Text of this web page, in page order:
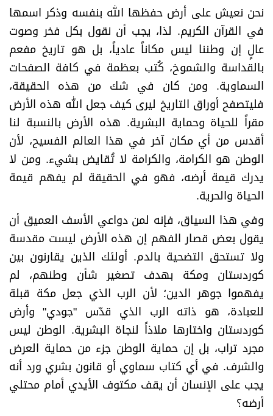
​نحن نعيش على أرض حفظها الله بنفسه وذكر اسمها
في القرآن الكريم. لذا، يجب أن نقول بكل فخر وصوت
عالٍ إن وطننا ليس مكاناً عادياً، بل هو تاريخ مفعم
بالقداسة والشموخ، كُتب بعظمة في كافة الصفحات
السماوية. ومن كان في شك من هذه الحقيقة،
فليتصفح أوراق التاريخ ليرى كيف جعل الله هذه الأرض
مقراً للحياة وحماية البشرية. هذه الأرض بالنسبة لنا
أقدس من أي مكان آخر في هذا العالم الفسيح، لأن
الوطن هو الكرامة، والكرامة لا تُقايض بشيء. ومن لا
يدرك قيمة أرضه، فهو في الحقيقة لم يفهم قيمة
الحياة والحرية.
​وفي هذا السياق، فإنه لمن دواعي الأسف العميق أن
يقول بعض قصار الفهم إن هذه الأرض ليست مقدسة
ولا تستحق التضحية بالدم. أولئك الذين يقارنون بين
كوردستان ومكة بهدف تصغير شأن وطنهم، لم
يفهموا جوهر الدين؛ لأن الرب الذي جعل مكة قبلة
للعبادة، هو ذاته الرب الذي قدّس "جودي" وأرض
كوردستان واختارها ملاذاً لنجاة البشرية. الوطن ليس
مجرد تراب، بل إن حماية الوطن جزء من حماية العرض
والشرف. في أي كتاب سماوي أو قانون بشري ورد أنه
يجب على الإنسان أن يقف مكتوف الأيدي أمام محتلي
أرضه؟